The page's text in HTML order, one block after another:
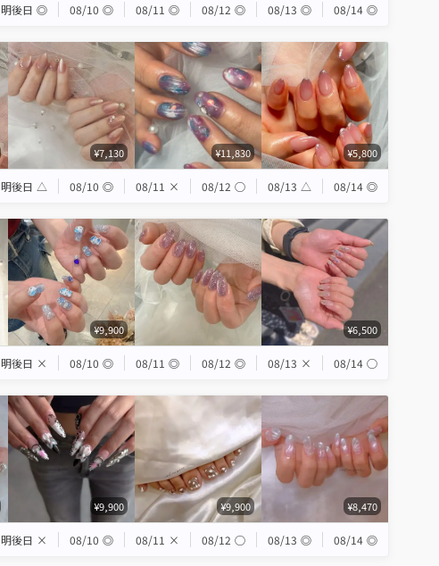
明後日 ◎ 08/10 ◎ 08/11 ◎ 08/12 ◎ 08/13 ◎ 08/14 ◎
¥7,130 ¥11,830 ¥5,800
明後日 △ 08/10 ◎ 08/11 × 08/12 ◯ 08/13 △ 08/14 ◎
¥9,900 ¥6,500
明後日 × 08/10 ◎ 08/11 ◎ 08/12 ◎ 08/13 × 08/14 ◯
¥9,900 ¥9,900 ¥8,470
明後日 × 08/10 ◎ 08/11 × 08/12 ◯ 08/13 ◎ 08/14 ◎